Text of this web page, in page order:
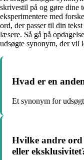
skrivestil på og gøre dine
eksperimentere med
ord, der passer til din
læsere. Så gå på
udsøgte synonym, der vil
Hvad er en
Et synonym for
Hvilke andre
eller